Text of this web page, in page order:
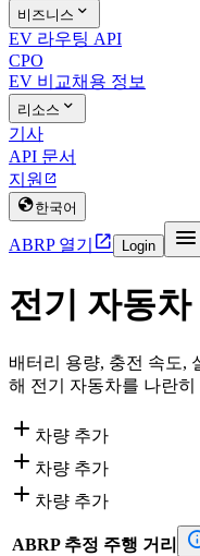
비즈니스 
EV 라우팅 API
CPO
EV 비교채용 정보
리소스 
기사
API 문서
지원 
한국어
ABRP 열기  Login 
전기 자동차
배터리 용량, 충전 속도,
해 전기 자동차를 나란
 차량 추가
 차량 추가
 차량 추가
ABRP 추정 주행 거리